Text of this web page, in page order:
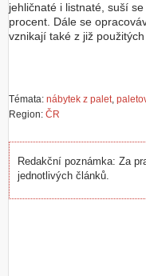
jehličnaté i listnaté, suší
procent. Dále se
vznikají také z již
Témata: nábytek z palet,
Region: ČR
Redakční poznámka: Za
jednotlivých článků.